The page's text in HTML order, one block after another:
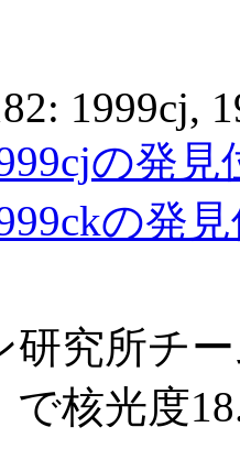
1999cj,
の発見
の発
研究所チ
で核光度